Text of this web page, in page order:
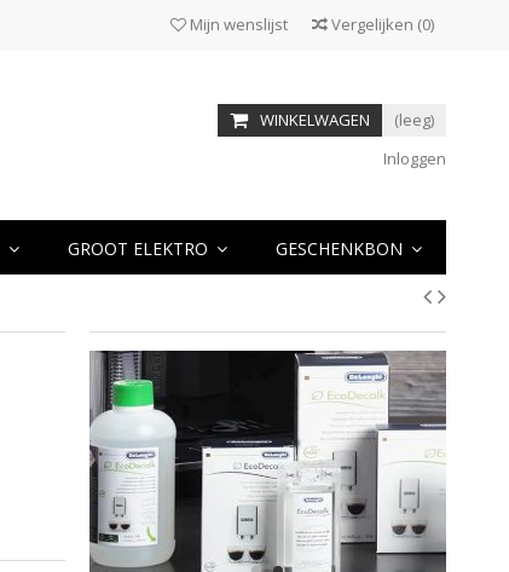
Vergelijken (0)
Mijn wenslijst
WINKELWAGEN
(leeg)
Inloggen
GROOT ELEKTRO GESCHENKBON